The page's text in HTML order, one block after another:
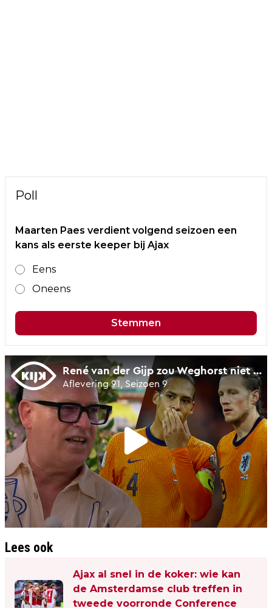
Poll
Maarten Paes verdient volgend seizoen een
kans als eerste keeper bij Ajax
Eens
Oneens
Stemmen
Lees ook
Ajax al snel in de koker: wie kan
de Amsterdamse club treffen in
tweede voorronde Conference